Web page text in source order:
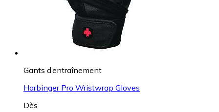
Gants d’entraînement
Harbinger Pro Wristwrap Gloves
Dès